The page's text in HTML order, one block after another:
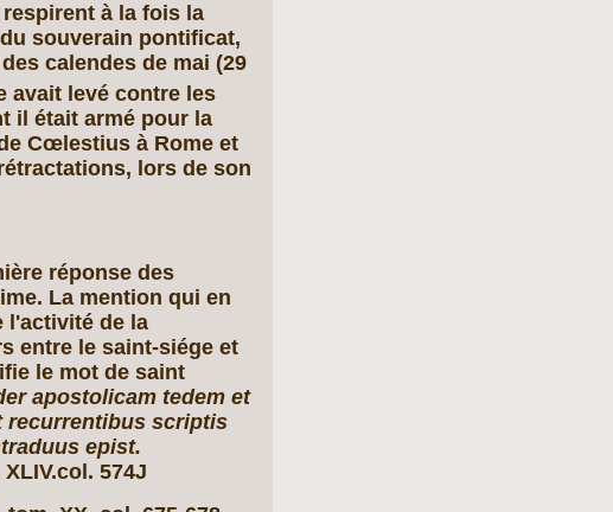
à la fois la
souverain pontificat,
calendes de mai (29
avait levé contre les
il était armé pour la
Cœlestius à Rome et
lors de son
réponse des
La mention qui en
l'activité de la
entre le saint-siége et
le mot de saint
apostolicam tedem et
recurrentibus scriptis
epist.
XLIV.col. 574J